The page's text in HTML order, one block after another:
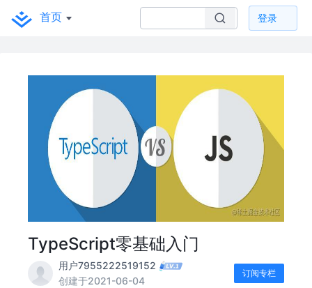
首页 登录
TypeScript零基础入门
用户7955222519152
创建于2021-06-04
订阅专栏